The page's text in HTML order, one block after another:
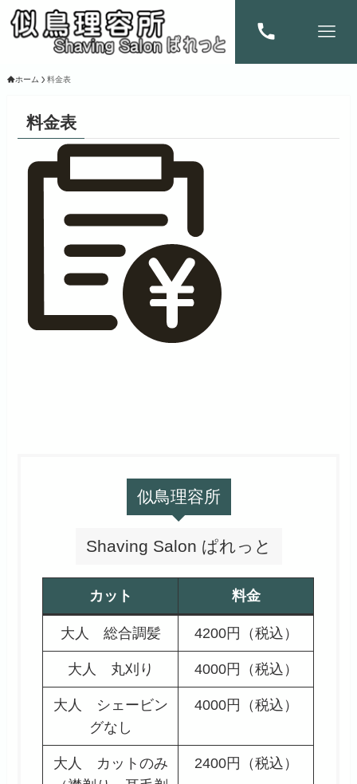
ホーム 料金表
料金表
似鳥理容所
Shaving Salon ぱれっと
カット 料金
大人 総合調髪 4200円（税込）
大人 丸刈り 4000円（税込）
大人 シェービン
グなし
4000円（税込）
大人 カットのみ
2400円（税込）